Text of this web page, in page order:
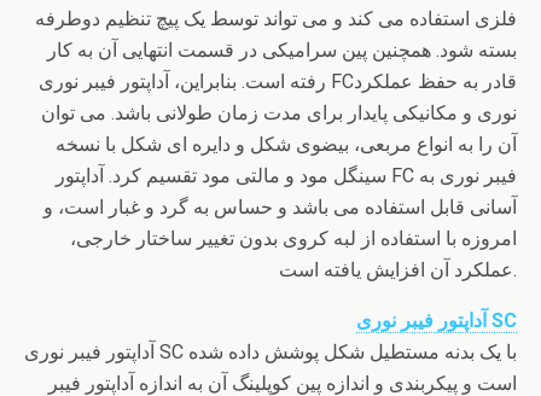
فلزی استفاده می کند و می تواند توسط یک پيچ تنظيم دوطرفه
بسته شود. همچنین پین سرامیکی در قسمت انتهایی آن به کار
رفته است. بنابراین، آداپتور فیبر نوری FCقادر به حفظ عملکرد
نوری و مکانیکی پایدار برای مدت زمان طولانی باشد. می توان
آن را به انواع مربعی، بیضوی شکل و دایره ای شکل با نسخه
سینگل مود و مالتی مود تقسیم کرد. آداپتور FC فیبر نوری به
آسانی قابل استفاده می باشد و حساس به گرد و غبار است، و
امروزه با استفاده از لبه کروی بدون تغییر ساختار خارجی،
عملکرد آن افزایش یافته است.
آداپتور فیبر نوری SC
آداپتور فیبر نوری SC با یک بدنه مستطیل شکل پوشش داده شده
است و پیکربندی و اندازه پین کوپلینگ آن به اندازه آداپتور فیبر